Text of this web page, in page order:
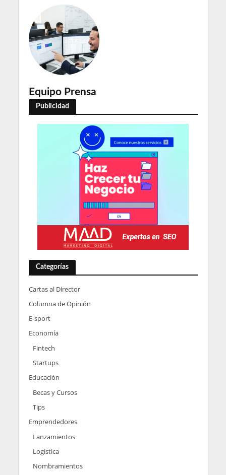
Equipo Prensa
Publicidad
Categorías
Cartas al Director
Columna de Opinión
E-sport
Economía
Fintech
Startups
Educación
Becas y Cursos
Tips
Emprendedores
Lanzamientos
Logistica
Nombramientos